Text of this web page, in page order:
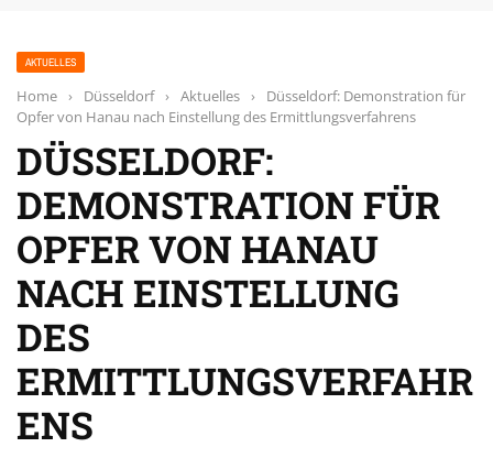
AKTUELLES
Home › Düsseldorf › Aktuelles ›
Düsseldorf: Demonstration für
Opfer von Hanau nach Einstellung des Ermittlungsverfahrens
DÜSSELDORF:
DEMONSTRATION FÜR
OPFER VON HANAU
NACH EINSTELLUNG
DES
ERMITTLUNGSVERFAHR
ENS